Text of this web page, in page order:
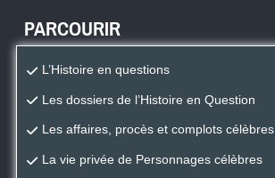
PARCOURIR
L’Histoire en questions
Les dossiers de l’Histoire en Question
Les affaires, procès et complots célèbres
La vie privée de Personnages célèbres